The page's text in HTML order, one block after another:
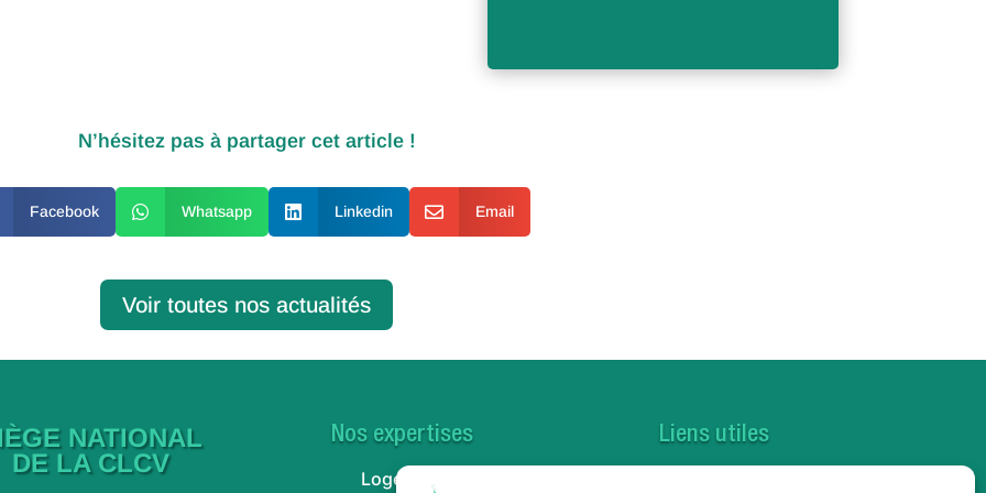
N’hésitez pas à partager cet article !
Facebook  Whatsapp  Linkedin  Email
Voir toutes nos actualités
NATIONAL
DE LA CLCV
Nos expertises
Logement
Liens utiles